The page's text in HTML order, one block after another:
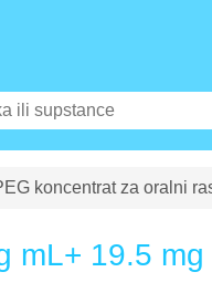
koncentrat za oralni
mL+ 19.5